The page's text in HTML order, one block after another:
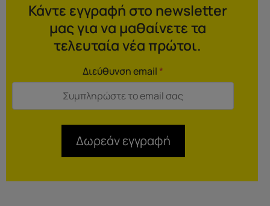
Κάντε εγγραφή στο newsletter
μας για να μαθαίνετε τα
τελευταία νέα πρώτοι.
Διεύθυνση email*
Δωρεάν εγγραφή